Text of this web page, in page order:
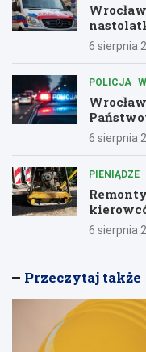
6 sierpnia
POLICJA
6 sierpnia
PIENIĄDZE
6 sierpnia
Przeczytaj także